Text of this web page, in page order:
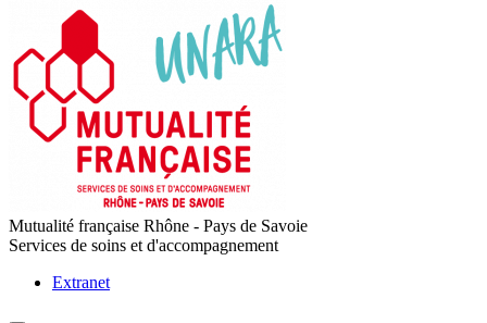
Mutualité française Rhône - Pays de Savoie
Services de soins et d'accompagnement
Extranet